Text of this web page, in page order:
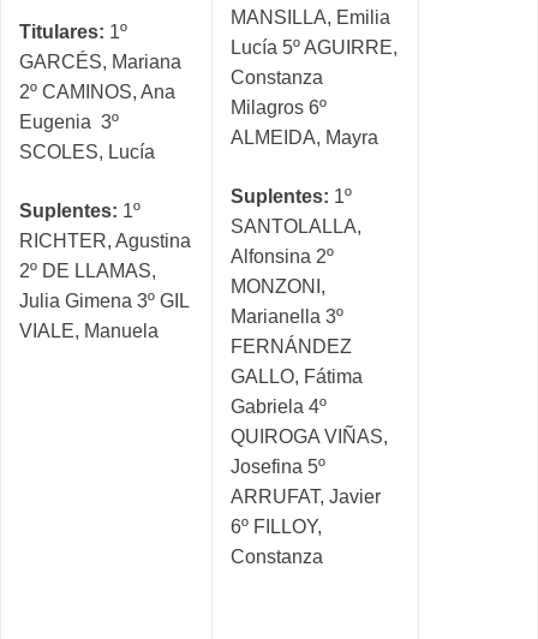
Titulares: 1º
GARCÉS, Mariana
2º CAMINOS, Ana
Eugenia 3º
SCOLES, Lucía
Suplentes: 1º
RICHTER, Agustina
2º DE LLAMAS,
Julia Gimena 3º GIL
VIALE, Manuela
MANSILLA, Emilia
Lucía 5º AGUIRRE,
Constanza
Milagros 6º
ALMEIDA, Mayra
Suplentes: 1º
SANTOLALLA,
Alfonsina 2º
MONZONI,
Marianella 3º
FERNÁNDEZ
GALLO, Fátima
Gabriela 4º
QUIROGA VIÑAS,
Josefina 5º
ARRUFAT, Javier
6º FILLOY,
Constanza